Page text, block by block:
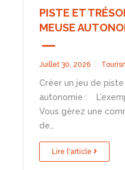
PISTE ET
MEUSE
Juillet 30, 2026
Créer un jeu de
autonomie :
Vous gérez une
de…
Lire l'article